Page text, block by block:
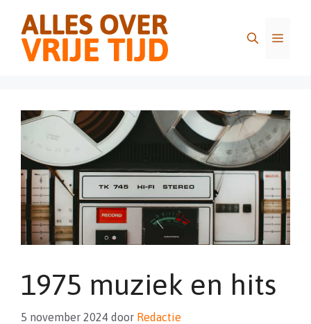
inhoud
Menu
1975 muziek en hits
5 november 2024 door Redactie